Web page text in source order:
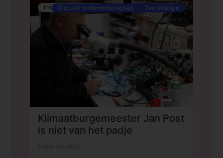
Inspirator uitgelicht
Circulair ondernemerschap Technologie
Klimaatburgemeester Jan Post
is niet van het padje